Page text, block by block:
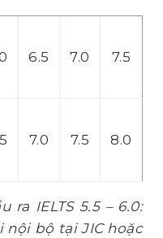
6.5 7.0 7.5
7.0 7.5 8.0
ra IELTS 5.5 – 6.0:
bộ tại JIC hoặc